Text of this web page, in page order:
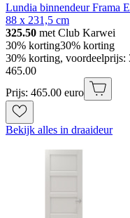
Lundia binnendeur Frama
88 x 231,5 cm
325.50 met Club Karwei
30% korting30% korting
30% korting,
465.00
Prijs: 465.00 euro
Bekijk alles in draaideur